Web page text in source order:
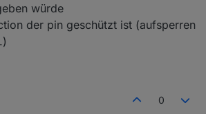
würde
der pin geschützt ist (aufsperren
0